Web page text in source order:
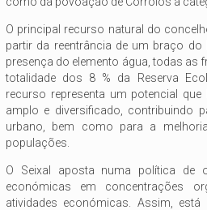
O principal recurso natural do
partir da reentrância de um braço do
presença do elemento água, todas as
totalidade dos 8 % da Reserva
recurso representa um potencial
amplo e diversificado, contribuindo
urbano, bem como para a
populações.
O Seixal aposta numa política de
económicas em concentrações
atividades económicas. Assim,